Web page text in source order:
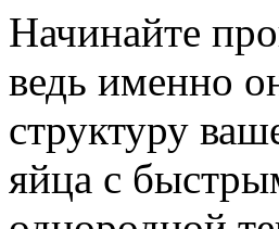
Начинайте
ведь именно
структуру
яйца с